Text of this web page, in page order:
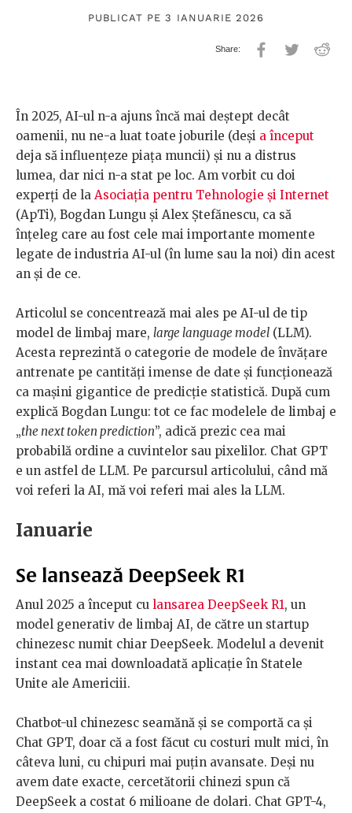
PUBLICAT PE 3 IANUARIE 2026
În 2025, AI-ul n-a ajuns încă mai deștept decât
oamenii, nu ne-a luat toate joburile (deși a început
deja să influențeze piața muncii) și nu a distrus
lumea, dar nici n-a stat pe loc. Am vorbit cu doi
experți de la Asociația pentru Tehnologie și Internet
(ApTi), Bogdan Lungu și Alex Ștefănescu, ca să
înțeleg care au fost cele mai importante momente
legate de industria AI-ul (în lume sau la noi) din acest
an și de ce.
Articolul se concentrează mai ales pe AI-ul de tip
model de limbaj mare, large language model (LLM).
Acesta reprezintă o categorie de modele de învățare
antrenate pe cantități imense de date și funcționează
ca mașini gigantice de predicție statistică. După cum
explică Bogdan Lungu: tot ce fac modelele de limbaj e
„the next token prediction”, adică prezic cea mai
probabilă ordine a cuvintelor sau pixelilor. Chat GPT
e un astfel de LLM. Pe parcursul articolului, când mă
voi referi la AI, mă voi referi mai ales la LLM.
Ianuarie
Se lansează DeepSeek R1
Anul 2025 a început cu lansarea DeepSeek R1, un
model generativ de limbaj AI, de către un startup
chinezesc numit chiar DeepSeek. Modelul a devenit
instant cea mai downloadată aplicație în Statele
Unite ale Americiii.
Chatbot-ul chinezesc seamănă și se comportă ca și
Chat GPT, doar că a fost făcut cu costuri mult mici, în
câteva luni, cu chipuri mai puțin avansate. Deși nu
avem date exacte, cercetătorii chinezi spun că
DeepSeek a costat 6 milioane de dolari. Chat GPT-4,